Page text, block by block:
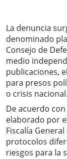
La denuncia
denominado
Consejo de
medio
publicaciones,
para presos
o crisis nacional.
De acuerdo
elaborado por
Fiscalía
protocolos
riesgos para la